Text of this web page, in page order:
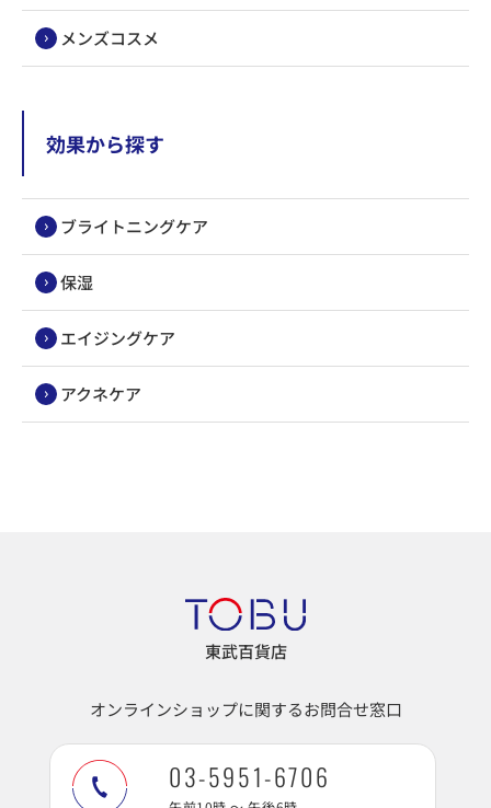
メンズコスメ
効果から探す
ブライトニングケア
保湿
エイジングケア
アクネケア
東武百貨店
オンラインショップに関するお問合せ窓口
03-5951-6706